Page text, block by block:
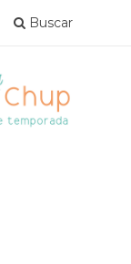
Buscar